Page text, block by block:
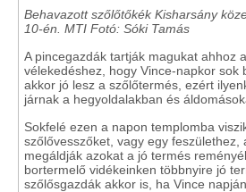
Behavazott szőlőtőkék Kisharsány
10-én. MTI Fotó: Sóki Tamás
A pincegazdák tartják magukat ahhoz
vélekedéshez, hogy Vince-napkor sok
akkor jó lesz a szőlőtermés, ezért
járnak a hegyoldalakban és
Sokfelé ezen a napon templomba
szőlővesszőket, vagy egy feszülethez,
megáldják azokat a jó termés
bortermelő vidékeinken többnyire jó
szőlősgazdák akkor is, ha Vince